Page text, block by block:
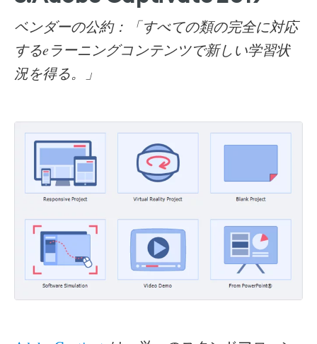
ベンダーの公約：「すべての類の完全に対応
するeラーニングコンテンツで新しい学習状
況を得る。」